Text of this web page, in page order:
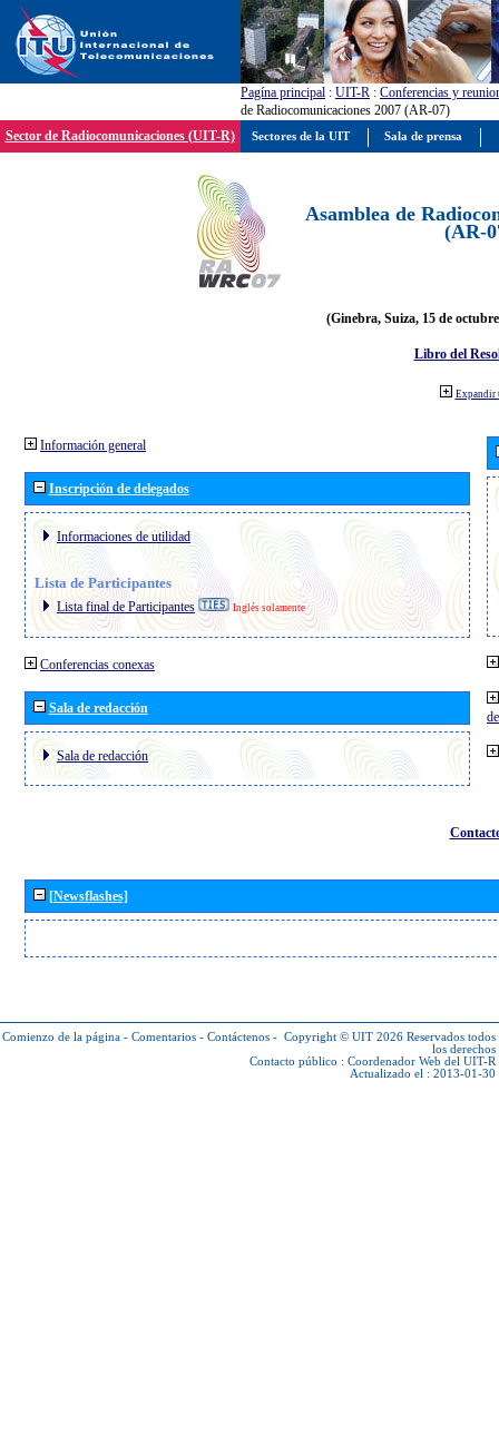
Pagína principal : UIT-R : Conferencias y
de Radiocomunicaciones 2007 (AR-07)
Sector de Radiocomunicaciones (UIT-R)
Asamblea de
(AR-
(Ginebra, Suiza, 15 de
Libro del
Expandir
Información general
Inscripción de delegados
Informaciones de utilidad
Lista de Participantes
Lista final de Participantes Inglés solamente
Conferencias conexas
Sala de redacción
Sala de redacción
[Newsflashes]
Comienzo de la página - Comentarios - Contáctenos - Copyright © UIT 2026 Reservados todos
los derechos
Contacto público : Coordenador Web del UIT-R
Actualizado el : 2013-01-30
Sectores de la UIT Sala de prensa